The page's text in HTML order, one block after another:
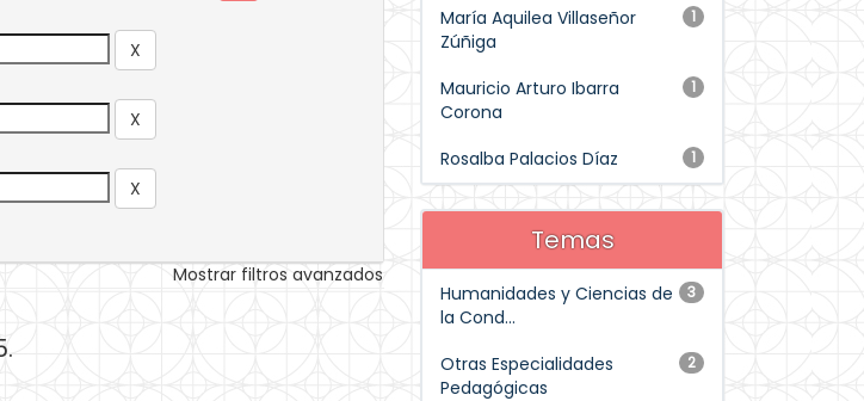
Mostrar filtros avanzados
1
María Aquilea Villaseñor
Zúñiga
1
Mauricio Arturo Ibarra
Corona
1
Rosalba Palacios Díaz
Temas
3
Humanidades y Ciencias de
la Cond...
2
Otras Especialidades
Pedagógicas